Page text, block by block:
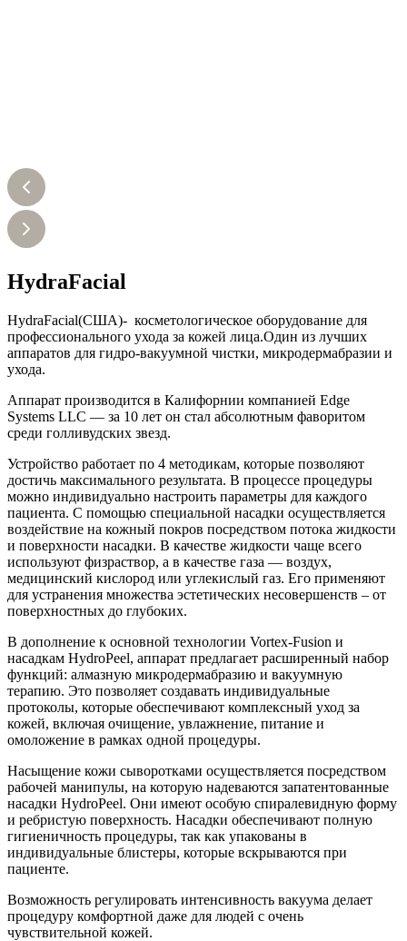
HydraFacial
HydraFacial(США)- косметологическое оборудование для
профессионального ухода за кожей лица.Один из лучших
аппаратов для гидро-вакуумной чистки, микродермабразии и
ухода.
Аппарат производится в Калифорнии компанией Edge
Systems LLC — за 10 лет он стал абсолютным фаворитом
среди голливудских звезд.
Устройство работает по 4 методикам, которые позволяют
достичь максимального результата. В процессе процедуры
можно индивидуально настроить параметры для каждого
пациента. С помощью специальной насадки осуществляется
воздействие на кожный покров посредством потока жидкости
и поверхности насадки. В качестве жидкости чаще всего
используют физраствор, а в качест­ве газа — воздух,
медицинский кислород или углекислый газ. Его применяют
для устранения множества эстетических несовершенств – от
поверхностных до глубоких.
В дополнение к основной технологии Vortex-Fusion и
насадкам HydroPeel, аппарат предлагает расширенный набор
функций: алмазную микродермабразию и вакуумную
терапию. Это позволяет создавать индивидуальные
протоколы, которые обеспечивают комплексный уход за
кожей, включая очищение, увлажнение, питание и
омоложение в рамках одной процедуры.
Насыщение кожи сыворотками осуществляется посредством
рабочей манипулы, на которую надеваются запатентованные
насадки HydroPeel. Они имеют особую спиралевидную форму
и ребристую поверхность. Насадки обеспечивают полную
гигиеничность процедуры, так как упакованы в
индивидуальные блистеры, которые вскрываются при
пациенте.
Возможность регулировать интенсивность вакуума делает
процедуру комфортной даже для людей с очень
чувствительной кожей.